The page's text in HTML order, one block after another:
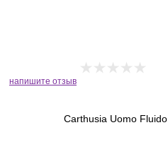
напишите отзыв
Carthusia Uomo Fluido